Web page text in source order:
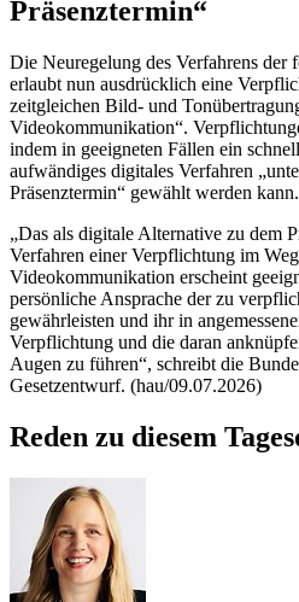
Präsenztermin“
Die Neuregelung des Verfahrens
erlaubt nun ausdrücklich eine
zeitgleichen Bild- und
Videokommunikation“.
indem in geeigneten Fällen ein
aufwändiges digitales Verfahren
Präsenztermin“ gewählt werden kann.
„Das als digitale Alternative zu dem
Verfahren einer Verpflichtung im
Videokommunikation erscheint
persönliche Ansprache der zu
gewährleisten und ihr in
Verpflichtung und die daran
Augen zu führen“, schreibt die
Gesetzentwurf. (hau/09.07.2026)
Reden zu diesem